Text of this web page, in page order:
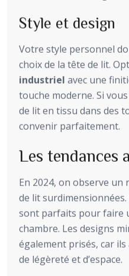
Style et design
Votre style personnel
choix de la tête de lit.
industriel avec une
touche moderne. Si
de lit en tissu dans des
convenir parfaitement.
Les tendances
En 2024, on observe
de lit surdimensionnées.
sont parfaits pour faire
chambre. Les designs
également prisés, car
de légèreté et d’espace.